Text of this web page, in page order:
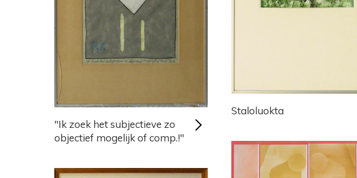
"Ik zoek het subjectieve zo
objectief mogelijk of comp.!"
Staloluokta